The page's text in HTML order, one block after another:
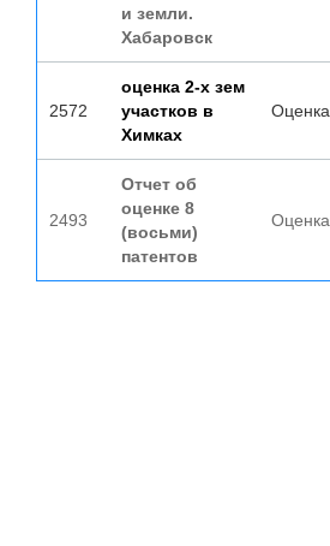
и земли.
Хабаровск
2572
оценка 2-х зем
участков в
Химках
Оценка
2493
Отчет об
оценке 8
(восьми)
патентов
Оценка